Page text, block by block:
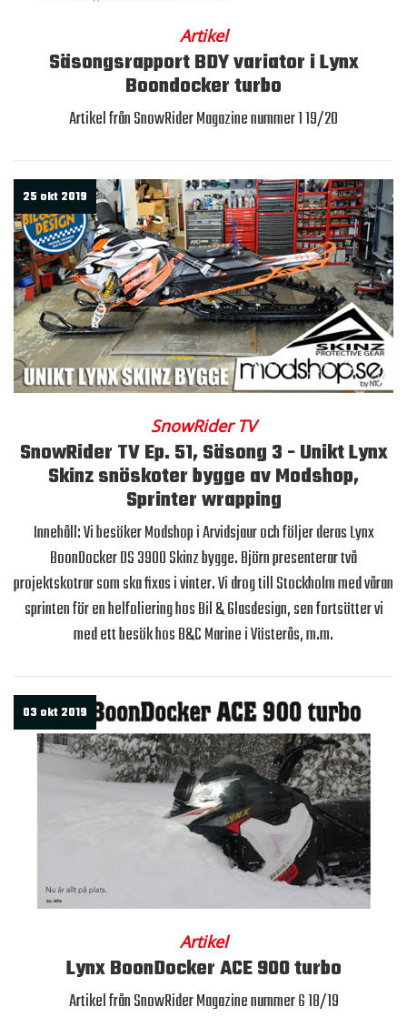
Artikel
Säsongsrapport BDY variator i Lynx
Boondocker turbo
Artikel från SnowRider Magazine nummer 1 19/20
25 okt 2019
SnowRider TV
SnowRider TV Ep. 51, Säsong 3 - Unikt Lynx
Skinz snöskoter bygge av Modshop,
Sprinter wrapping
Innehåll: Vi besöker Modshop i Arvidsjaur och följer deras Lynx
BoonDocker DS 3900 Skinz bygge. Björn presenterar två
projektskotrar som ska fixas i vinter. Vi drog till Stockholm med våran
sprinten för en helfoliering hos Bil & Glasdesign, sen fortsätter vi
med ett besök hos B&C Marine i Västerås, m.m.
03 okt 2019
Artikel
Lynx BoonDocker ACE 900 turbo
Artikel från SnowRider Magazine nummer 6 18/19